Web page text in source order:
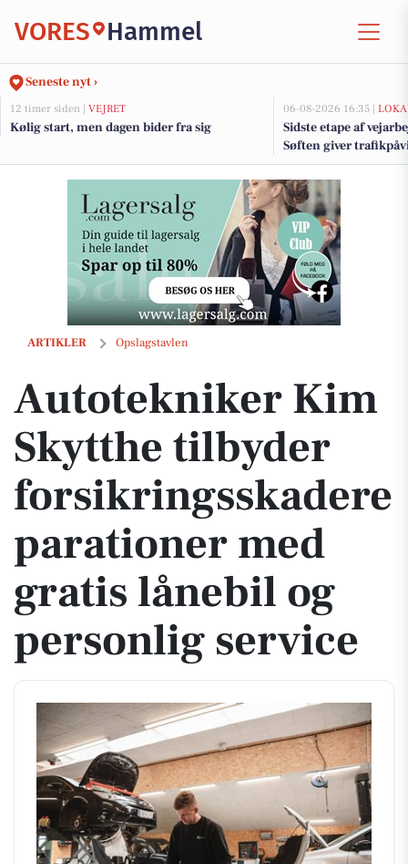
VORES Hammel
Seneste nyt ›
12 timer siden | VEJRET
Kølig start, men dagen bider fra sig
06-08-2026 16:35 |
Sidste etape af
Søften giver
kommende uger
ARTIKLER Opslagstavlen
Autotekniker Kim Skytthe tilbyder forsikringsskadereparationer
Autotekniker Kim
Skytthe tilbyder
forsikringsskadere
parationer med
gratis lånebil og
personlig service